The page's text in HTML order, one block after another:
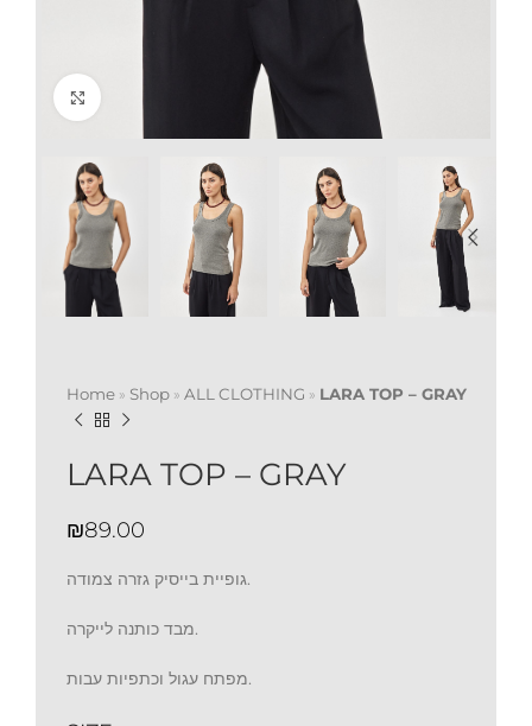
Home» Shop» ALL CLOTHING » LARA TOP – GRAY
LARA TOP – GRAY
₪
גופיית בייסיק גזרה צמודה.
מבד כותנה לייקרה.
מפתח עגול וכתפיות עבות.